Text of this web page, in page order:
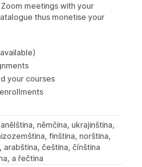
meetings with your
thus monetise your
your courses
němčina, ukrajinština,
finština, norština,
čeština, čínština
a řečtina